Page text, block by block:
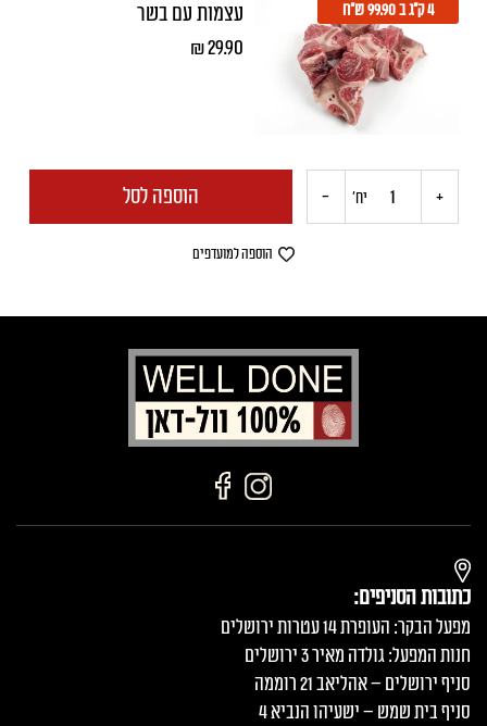
פרוס
4 ק"ג ב 99.90 ש"ח עצמות עם בשר
₪29.90
+ יח' - הוספה לסל
הוספה למועדפים
כתובות הסניפים:
מפעל הבקר: העופרת 14 עטרות ירושלים
חנות המפעל: גולדה מאיר 3 ירושלים
סניף ירושלים – אהליאב 21 רוממה
סניף בית שמש – ישעיהו הנביא 4